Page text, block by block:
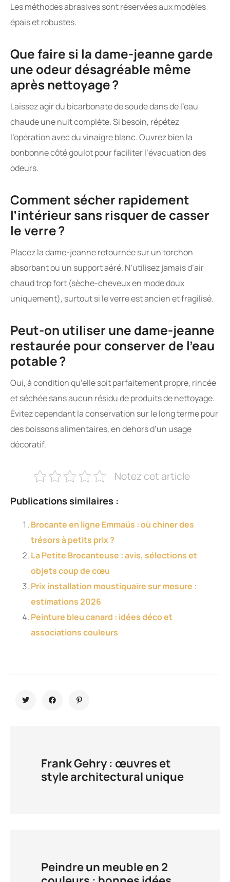
Les méthodes abrasives sont réservées aux modèles
épais et robustes.
Que faire si la dame-jeanne garde
une odeur désagréable même
après nettoyage ?
Laissez agir du bicarbonate de soude dans de l’eau
chaude une nuit complète. Si besoin, répétez
l’opération avec du vinaigre blanc. Ouvrez bien la
bonbonne côté goulot pour faciliter l’évacuation des
odeurs.
Comment sécher rapidement
l’intérieur sans risquer de casser
le verre ?
Placez la dame-jeanne retournée sur un torchon
absorbant ou un support aéré. N’utilisez jamais d’air
chaud trop fort (sèche-cheveux en mode doux
uniquement), surtout si le verre est ancien et fragilisé.
Peut-on utiliser une dame-jeanne
restaurée pour conserver de l’eau
potable ?
Oui, à condition qu’elle soit parfaitement propre, rincée
et séchée sans aucun résidu de produits de nettoyage.
Évitez cependant la conservation sur le long terme pour
des boissons alimentaires, en dehors d’un usage
décoratif.
Notez cet article
Publications similaires :
Brocante en ligne Emmaüs : où chiner des
trésors à petits prix ?
La Petite Brocanteuse : avis, sélections et
objets coup de cœu
Prix installation moustiquaire sur mesure :
estimations 2026
Peinture bleu canard : idées déco et
associations couleurs
Frank Gehry : œuvres et
style architectural unique
Peindre un meuble en 2